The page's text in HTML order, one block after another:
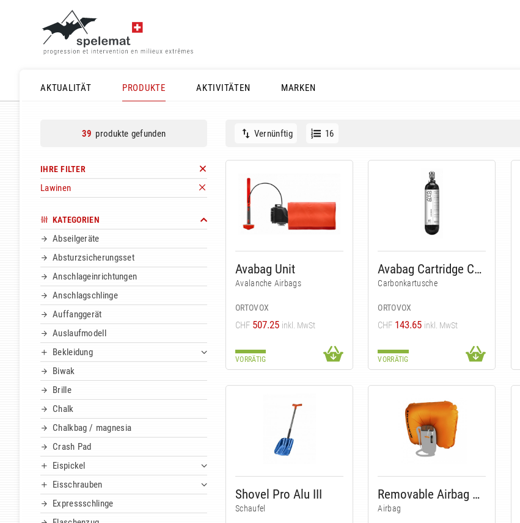
AKTUALITÄT
PRODUKTE AKTIVITÄTEN MARKEN
39 produkte gefunden
IHRE FILTER
Lawinen
KATEGORIEN
Abseilgeräte
Absturzsicherungsset
Anschlageinrichtungen
Anschlagschlinge
Auffanggerät
Auslaufmodell
Bekleidung
Biwak
Brille
Chalk
Chalkbag / magnesia
Crash Pad
Eispickel
Eisschrauben
Expressschlinge
Vernünftig 16
Avabag Unit
Avalanche Airbags
ORTOVOX
CHF 507.25 inkl. MwSt
VORRÄTIG
Avabag Cartridge Carbon
Carbonkartusche
ORTOVOX
CHF 143.65 inkl. MwSt
VORRÄTIG
Shovel Pro Alu III
Schaufel
Removable Airbag System 3.0
Airbag